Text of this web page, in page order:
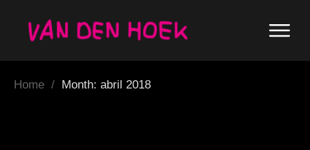
Home / Month: abril 2018